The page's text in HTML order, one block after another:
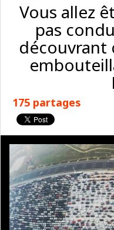
Vous allez
pas
découvrant
175 partages